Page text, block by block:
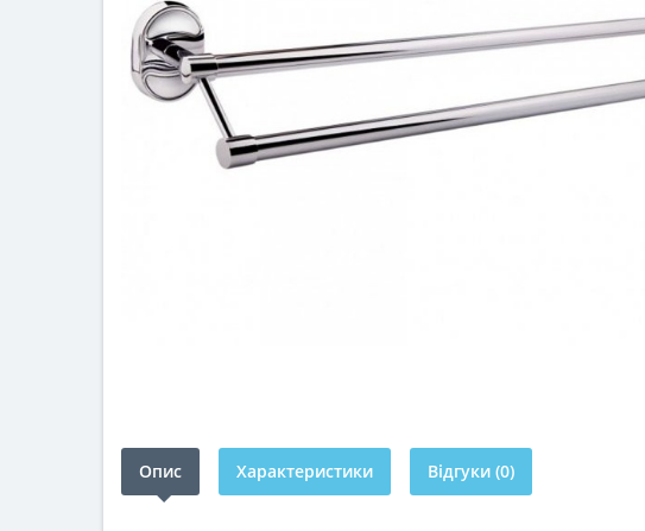
Опис Характеристики Відгуки (0)